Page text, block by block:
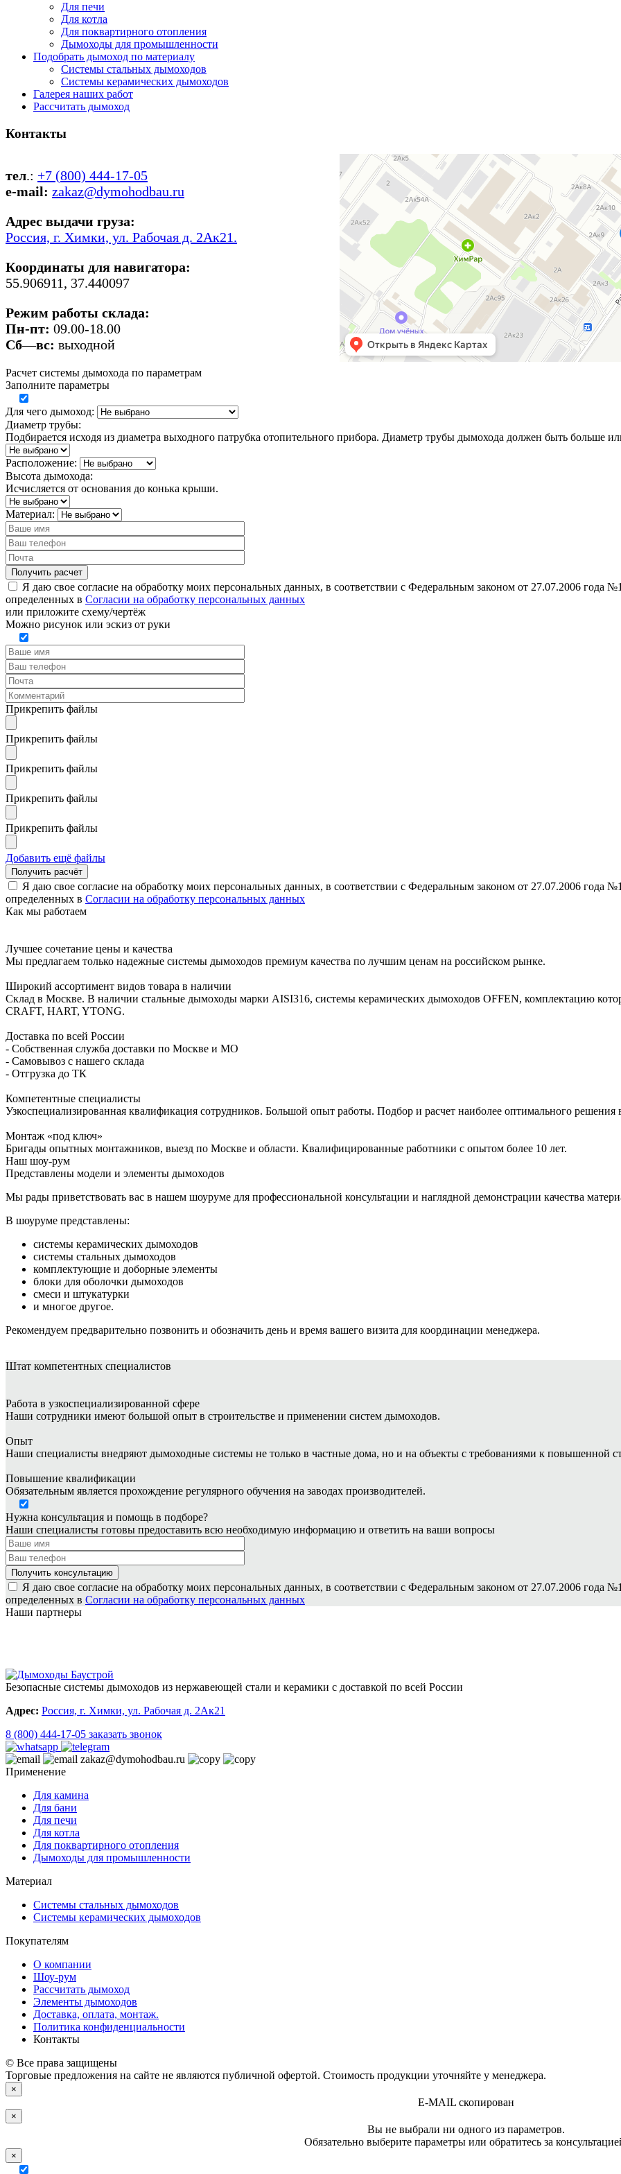
Для печи
Для котла
Для поквартирного отопления
Дымоходы для промышленности
Подобрать дымоход по материалу
Системы стальных дымоходов
Системы керамических дымоходов
Галерея наших работ
Рассчитать дымоход
Контакты
тел.: +7 (800) 444-17-05
e-mail: zakaz@dymohodbau.ru
Адрес выдачи груза:
Россия, г. Химки, ул. Рабочая д. 2Ак21.
Координаты для навигатора:
55.906911, 37.440097
Режим работы склада:
Пн-пт: 09.00-18.00
Сб—вс: выходной
Расчет системы дымохода по параметрам
Заполните параметры
Для чего дымоход:
Диаметр трубы:
Подбирается исходя из диаметра выходного патрубка отопительного прибора. Диаметр трубы дымохода должен быть больше
Расположение:
Высота дымохода:
Исчисляется от основания до конька крыши.
Материал:
Я даю свое согласие на обработку моих персональных данных, в соответствии с Федеральным законом от 27.07.2006
определенных в Согласии на обработку персональных данных
или приложите схему/чертёж
Можно рисунок или эскиз от руки
Прикрепить файлы
Прикрепить файлы
Прикрепить файлы
Прикрепить файлы
Прикрепить файлы
Добавить ещё файлы
Я даю свое согласие на обработку моих персональных данных, в соответствии с Федеральным законом от 27.07.2006
определенных в Согласии на обработку персональных данных
Как мы работаем
Лучшее сочетание цены и качества
Мы предлагаем только надежные системы дымоходов премиум качества по лучшим ценам на российском рынке.
Широкий ассортимент видов товара в наличии
Склад в Москве. В наличии стальные дымоходы марки AISI316, системы керамических дымоходов OFFEN, комплектацию
CRAFT, HART, YTONG.
Доставка по всей России
- Собственная служба доставки по Москве и МО
- Самовывоз с нашего склада
- Отгрузка до ТК
Компетентные специалисты
Узкоспециализированная квалификация сотрудников. Большой опыт работы. Подбор и расчет наиболее оптимального решения
Монтаж «под ключ»
Бригады опытных монтажников, выезд по Москве и области. Квалифицированные работники с опытом более 10 лет.
Наш шоу-рум
Представлены модели и элементы дымоходов
Мы рады приветствовать вас в нашем шоуруме для профессиональной консультации и наглядной демонстрации качества
В шоуруме представлены:
системы керамических дымоходов
системы стальных дымоходов
комплектующие и доборные элементы
блоки для оболочки дымоходов
смеси и штукатурки
и многое другое.
Рекомендуем предварительно позвонить и обозначить день и время вашего визита для координации менеджера.
Штат компетентных специалистов
Работа в узкоспециализированной сфере
Наши сотрудники имеют большой опыт в строительстве и применении систем дымоходов.
Опыт
Наши специалисты внедряют дымоходные системы не только в частные дома, но и на объекты с требованиями к повышенной
Повышение квалификации
Обязательным является прохождение регулярного обучения на заводах производителей.
Нужна консультация и помощь в подборе?
Наши специалисты готовы предоставить всю необходимую информацию и ответить на ваши вопросы
Я даю свое согласие на обработку моих персональных данных, в соответствии с Федеральным законом от 27.07.2006
определенных в Согласии на обработку персональных данных
Наши партнеры
Безопасные системы дымоходов из нержавеющей стали и керамики с доставкой по всей России
Адрес: Россия, г. Химки, ул. Рабочая д. 2Ак21
8 (800) 444-17-05 заказать звонок
zakaz@dymohodbau.ru
Применение
Для камина
Для бани
Для печи
Для котла
Для поквартирного отопления
Дымоходы для промышленности
Материал
Системы стальных дымоходов
Системы керамических дымоходов
Покупателям
О компании
Шоу-рум
Рассчитать дымоход
Элементы дымоходов
Доставка, оплата, монтаж.
Политика конфиденциальности
Контакты
© Все права защищены
Торговые предложения на сайте не являются публичной офертой. Стоимость продукции уточняйте у менеджера.
×
E-MAIL скопирован
×
Вы не выбрали ни одного из параметров.
Обязательно выберите параметры или обратитесь за
×